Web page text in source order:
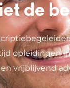
de
opleidingen
en vrijblijvend